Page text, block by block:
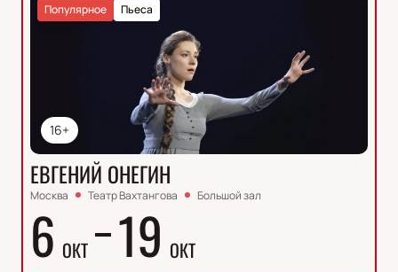
16+
Пьеса
Популярное
ЕВГЕНИЙ ОНЕГИН
Москва Театр Вахтангова Большой зал
6 ОКТ 19 ОКТ